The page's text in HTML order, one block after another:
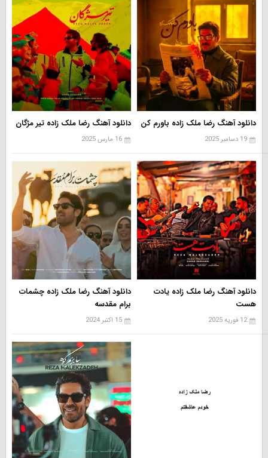
دانلود آهنگ رضا ملک زاده باورم کن
19 دسامبر 2025
دانلود آهنگ رضا ملک زاده تیر مژگان
16 مارس 2025
دانلود آهنگ رضا ملک زاده یادت
هست
12 فوریه 2025
دانلود آهنگ رضا ملک زاده چشمات
برام مقدسه
15 اکتبر 2024